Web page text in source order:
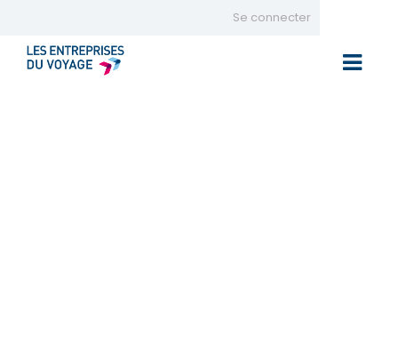
Se connecter